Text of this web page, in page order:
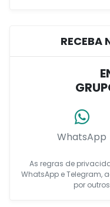
RECEBA
WhatsApp
As regras de
WhatsApp e Telegram,
por